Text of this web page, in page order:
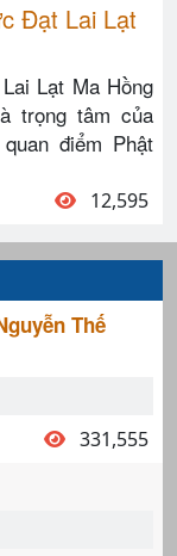
Đạt Lai Lạt
Lạt Ma Hồng
trọng tâm của
điểm Phật
12,595
Thế
331,555